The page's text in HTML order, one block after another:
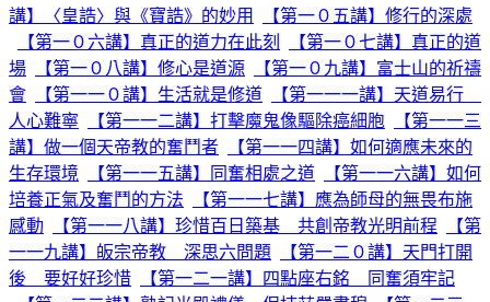
講】〈皇誥〉與《寶誥》的妙用
【第一０五講】修行的深處
【第一０六講】真正的道力在此刻
【第一０七講】真正的道
場
【第一０八講】修心是道源
【第一０九講】富士山的祈禱
會
【第一一０講】生活就是修道
【第一一一講】天道易行
人心難寧
【第一一二講】打擊魔鬼像驅除癌細胞
【第一一三
講】做一個天帝教的奮鬥者
【第一一四講】如何適應未來的
生存環境
【第一一五講】同奮相處之道
【第一一六講】如何
培養正氣及奮鬥的方法
【第一一七講】應為師母的無畏布施
感動
【第一一八講】珍惜百日築基 共創帝教光明前程
【第
一一九講】皈宗帝教 深思六問題
【第一二０講】天門打開
後 要好好珍惜
【第一二一講】四點座右銘 同奮須牢記